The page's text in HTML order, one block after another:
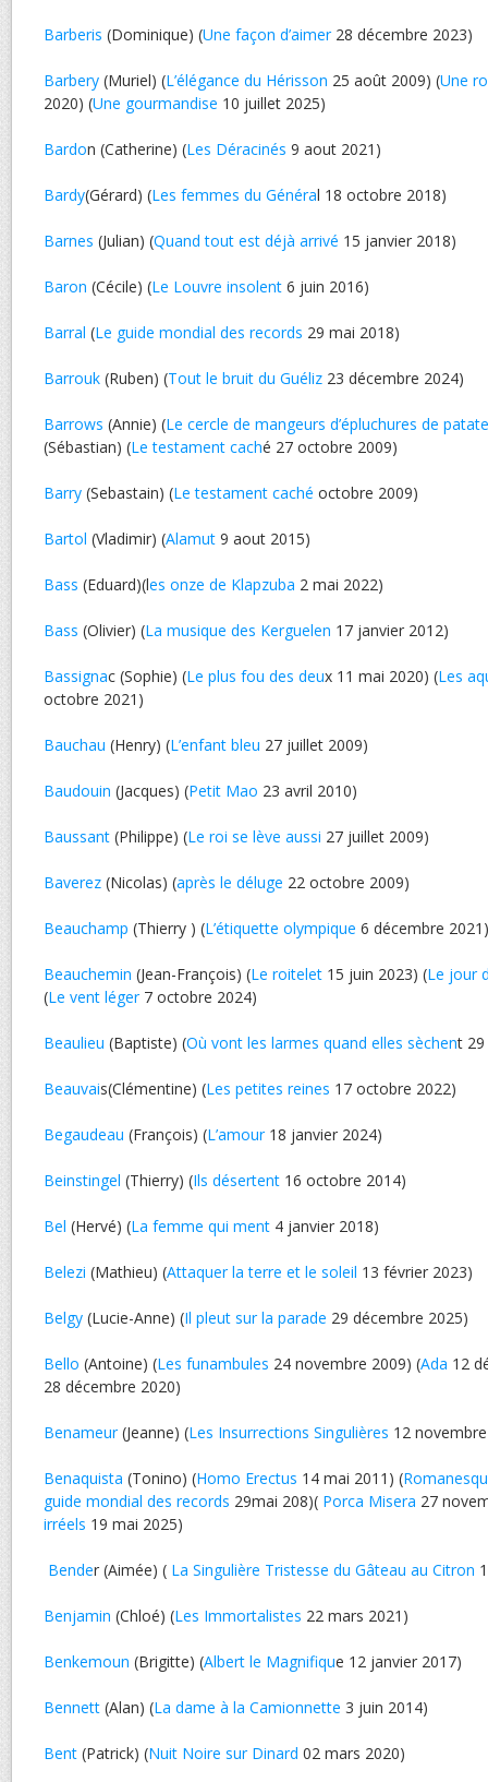
Barberis (Dominique) (Une façon d’aimer28 décembre 2023)
Barbery (Muriel) (L’élégance du Hérisson 25 août 2009) (Une
2020) (Une gourmandise 10 juillet 2025)
Bardon (Catherine) (Les Déracinés 9 aout 2021)
Bardy(Gérard) (Les femmes du Général 18 octobre 2018)
Barnes (Julian) (Quand tout est déjà arrivé 15 janvier 2018)
Baron (Cécile) (Le Louvre insolent 6 juin 2016)
Barral (Le guide mondial des records 29 mai 2018)
Barrouk (Ruben) (Tout le bruit du Guéliz 23 décembre 2024)
Barrows (Annie) (Le cercle de mangeurs d’épluchures de
(Sébastian) (Le testament caché 27 octobre 2009)
Barry (Sebastain) (Le testament caché octobre 2009)
Bartol (Vladimir) (Alamut 9 aout 2015)
Bass (Eduard)(les onze de Klapzuba 2 mai 2022)
Bass (Olivier) (La musique des Kerguelen 17 janvier 2012)
Bassignac (Sophie) (Le plus fou des deux 11 mai 2020) (Les
octobre 2021)
Bauchau (Henry) (L’enfant bleu 27 juillet 2009)
Baudouin (Jacques) (Petit Mao 23 avril 2010)
Baussant (Philippe) (Le roi se lève aussi 27 juillet 2009)
Baverez (Nicolas) (après le déluge 22 octobre 2009)
Beauchamp (Thierry ) (L’étiquette olympique 6 décembre 2021)
Beauchemin (Jean-François) (Le roitelet 15 juin 2023) (Le jour
(Le vent léger7 octobre 2024)
Beaulieu (Baptiste) (Où vont les larmes quand elles sèchent 29
Beauvais(Clémentine) (Les petites reines 17 octobre 2022)
Begaudeau (François) (L’amour18 janvier 2024)
Beinstingel (Thierry) (Ils désertent 16 octobre 2014)
Bel (Hervé) (La femme qui ment 4 janvier 2018)
Belezi (Mathieu) (Attaquer la terre et le soleil 13 février 2023)
Belgy (Lucie-Anne) (Il pleut sur la parade 29 décembre 2025)
Bello (Antoine) (Les funambules 24 novembre 2009) (Ada 12
28 décembre 2020)
Benameur(Jeanne) (Les Insurrections Singulières 12
Benaquista (Tonino) (Homo Erectus 14 mai 2011) (
guide mondial des records 29mai 208)( Porca Misera 27
irréels 19 mai 2025)
Bender (Aimée) ( La Singulière Tristesse du Gâteau au Citron
Benjamin (Chloé) (Les Immortalistes 22 mars 2021)
Benkemoun (Brigitte) (Albert le Magnifique 12 janvier 2017)
Bennett (Alan) (La dame à la Camionnette 3 juin 2014)
Bent (Patrick) (Nuit Noire sur Dinard 02 mars 2020)